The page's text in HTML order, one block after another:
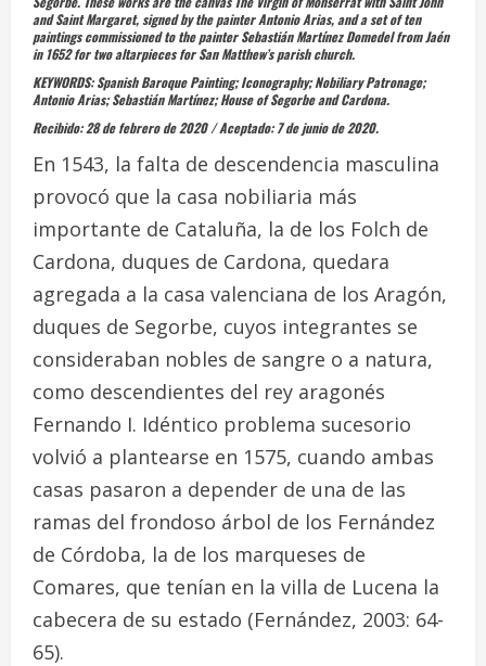
and Saint Margaret, signed by the painter Antonio Arias, and a set of ten
paintings commissioned to the painter Sebastián Martínez Domedel from Jaén
in 1652 for two altarpieces for San Matthew’s parish church.
KEYWORDS: Spanish Baroque Painting; Iconography; Nobiliary Patronage;
Antonio Arias; Sebastián Martínez; House of Segorbe and Cardona.
Recibido: 28 de febrero de 2020 / Aceptado: 7 de junio de 2020.
En 1543, la falta de descendencia masculina
provocó que la casa nobiliaria más
importante de Cataluña, la de los Folch de
Cardona, duques de Cardona, quedara
agregada a la casa valenciana de los Aragón,
duques de Segorbe, cuyos integrantes se
consideraban nobles de sangre o a natura,
como descendientes del rey aragonés
Fernando I. Idéntico problema sucesorio
volvió a plantearse en 1575, cuando ambas
casas pasaron a depender de una de las
ramas del frondoso árbol de los Fernández
de Córdoba, la de los marqueses de
Comares, que tenían en la villa de Lucena la
cabecera de su estado (Fernández, 2003: 64-
65).